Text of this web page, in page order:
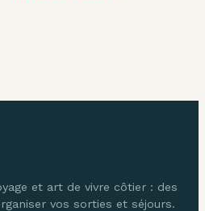
et art de vivre côtier : des
vos sorties et séjours.